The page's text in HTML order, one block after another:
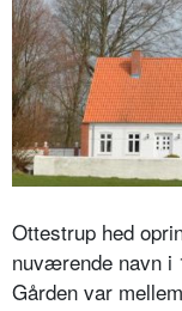
Ottestrup hed
nuværende navn i
Gården var